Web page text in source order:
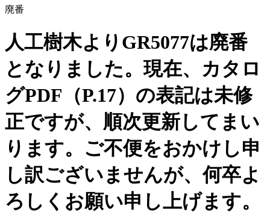
廃番
人工樹木よりGR5077は廃番
となりました。現在、カタロ
グPDF（P.17）の表記は未修
正ですが、順次更新してまい
ります。ご不便をおかけし申
し訳ございませんが、何卒よ
ろしくお願い申し上げます。